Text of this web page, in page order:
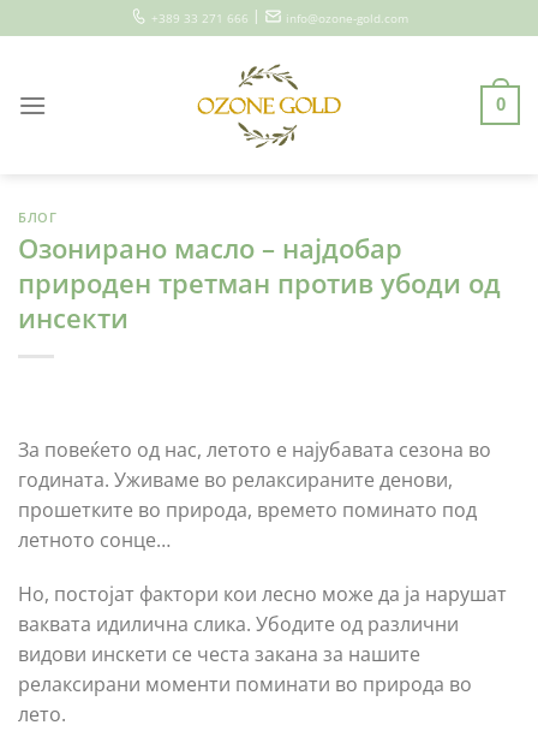
to
+389 33 271 666 | info@ozone-gold.com
0
БЛОГ
Озонирано масло – најдобар
природен третман против убоди од
инсекти
За повеќето од нас, летото е најубавата сезона во
годината. Уживаме во релаксираните денови,
прошетките во природа, времето поминато под
летното сонце…
Но, постојат фактори кои лесно може да ја нарушат
ваквата идилична слика. Убодите од различни
видови инскети се честа закана за нашите
релаксирани моменти поминати во природа во
лето.